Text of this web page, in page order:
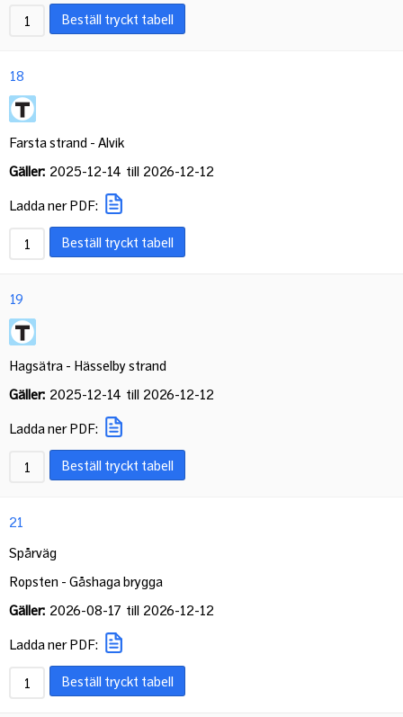
Beställ tryckt tabell
18
Farsta strand - Alvik
Gäller: 2025-12-14 till 2026-12-12
Ladda ner PDF:
Beställ tryckt tabell
19
Hagsätra - Hässelby strand
Gäller: 2025-12-14 till 2026-12-12
Ladda ner PDF:
Beställ tryckt tabell
21
Spårväg
Ropsten - Gåshaga brygga
Gäller: 2026-08-17 till 2026-12-12
Ladda ner PDF:
Beställ tryckt tabell